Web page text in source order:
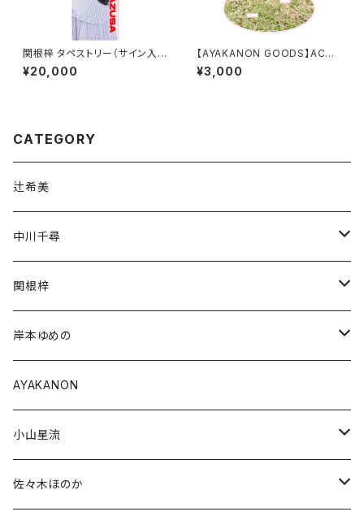
関根梓 タペストリー（サイン入
り）
¥20,000
【AYAKANON GOODS】ACRY
L STAND
¥3,000
CATEGORY
辻希美
中川千尋
通常商品
受注商品
関根梓
通常商品
受注商品
岸本ゆめの
通常商品
受注商品
AYAKANON
小山星流
受注販売
佐々木ほのか